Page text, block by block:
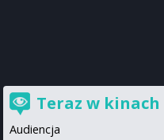
Teraz w kinach
Audiencja